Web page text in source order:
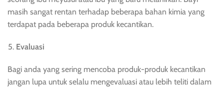
masih sangat rentan terhadap beberapa bahan kimia yang
terdapat pada beberapa produk kecantikan.
Evaluasi
Bagi anda yang sering mencoba produk-produk kecantikan
jangan lupa untuk selalu mengevaluasi atau lebih teliti dalam